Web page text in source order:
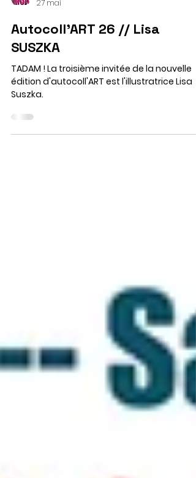
Téètras Magic
27 mai
Autocoll'ART 26 // Lisa
SUSZKA
TADAM ! La troisième invitée de la nouvelle
édition d'autocoll'ART est l'illustratrice Lisa